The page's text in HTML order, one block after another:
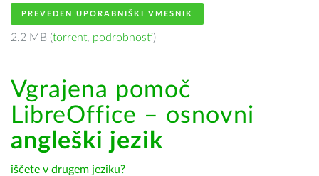
PREVEDEN UPORABNIŠKI VMESNIK
2.2 MB (torrent, podrobnosti)
Vgrajena pomoč
LibreOffice – osnovni
angleški jezik
iščete v drugem jeziku?